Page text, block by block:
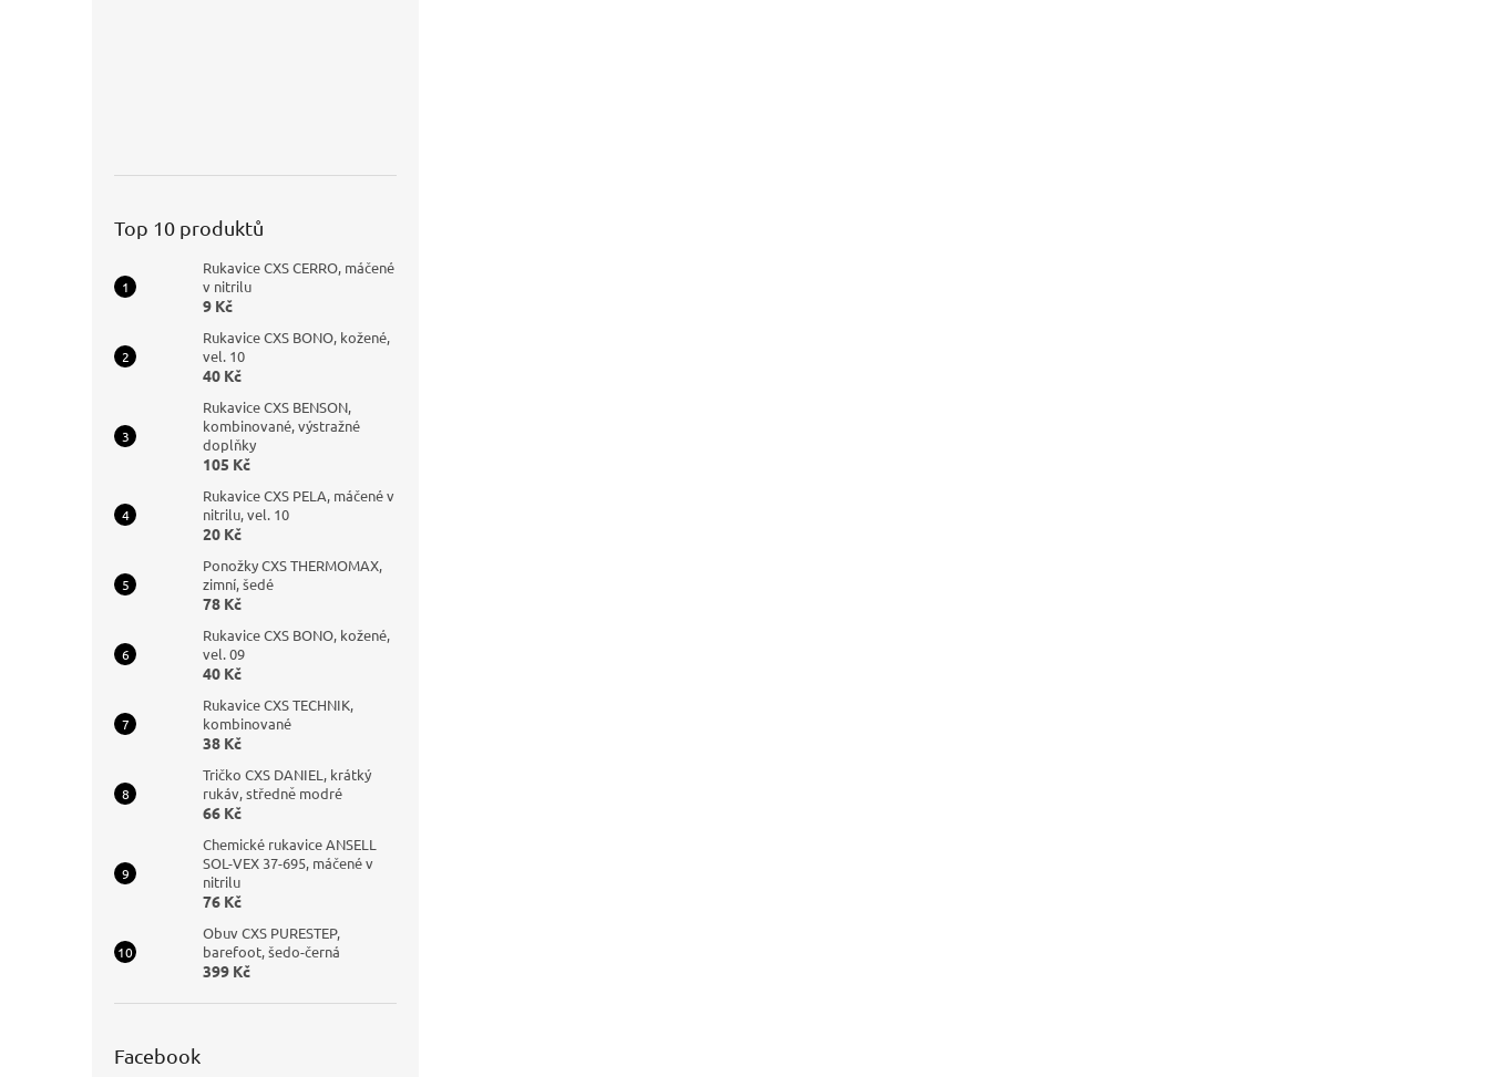
Top 10 produktů
Rukavice CXS CERRO, máčené
v nitrilu
9 Kč
Rukavice CXS BONO, kožené,
vel. 10
40 Kč
Rukavice CXS BENSON,
kombinované, výstražné
doplňky
105 Kč
Rukavice CXS PELA, máčené v
nitrilu, vel. 10
20 Kč
Ponožky CXS THERMOMAX,
zimní, šedé
78 Kč
Rukavice CXS BONO, kožené,
vel. 09
40 Kč
Rukavice CXS TECHNIK,
kombinované
38 Kč
Tričko CXS DANIEL, krátký
rukáv, středně modré
66 Kč
Chemické rukavice ANSELL
SOL-VEX 37-695, máčené v
nitrilu
76 Kč
Obuv CXS PURESTEP,
barefoot, šedo-černá
399 Kč
Facebook